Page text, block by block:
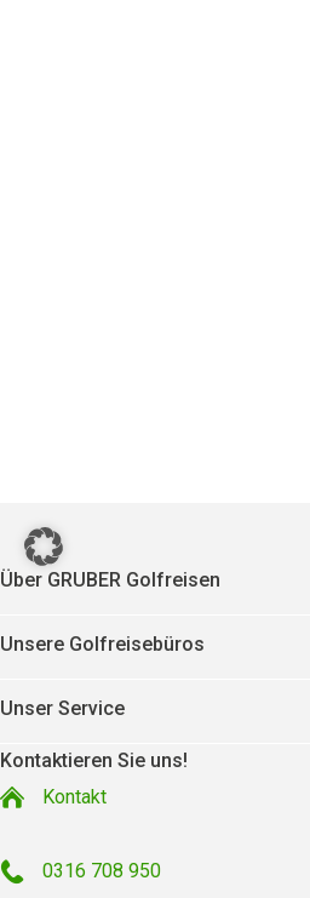
Über GRUBER Golfreisen
Unsere Golfreisebüros
Unser Service
Kontaktieren Sie uns!
Kontakt
0316 708 950